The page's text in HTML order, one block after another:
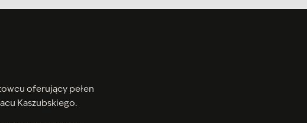
oferujący pełen
Kaszubskiego.